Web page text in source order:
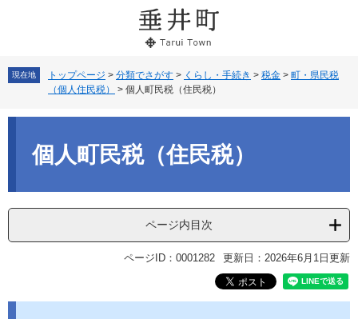
へ
現在地 トップページ > 分類でさがす > くらし・手続き > 税金 > 町・県民税
（個人住民税）
> 個人町民税（住民税）
個人町民税（住民税）
ページ内目次
ページID：0001282 更新日：2026年6月1日更新